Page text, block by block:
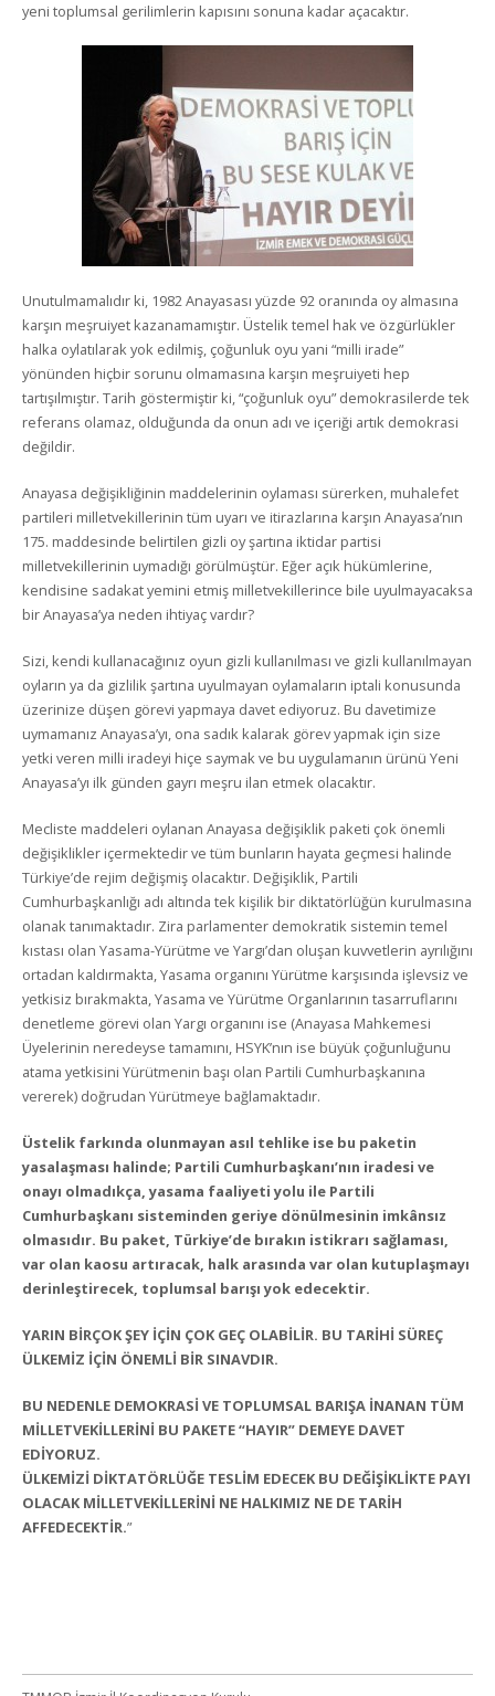
yeni toplumsal gerilimlerin kapısını sonuna kadar açacaktır.
Unutulmamalıdır ki, 1982 Anayasası yüzde 92 oranında oy almasına
karşın meşruiyet kazanamamıştır. Üstelik temel hak ve özgürlükler
halka oylatılarak yok edilmiş, çoğunluk oyu yani “milli irade”
yönünden hiçbir sorunu olmamasına karşın meşruiyeti hep
tartışılmıştır. Tarih göstermiştir ki, “çoğunluk oyu” demokrasilerde tek
referans olamaz, olduğunda da onun adı ve içeriği artık demokrasi
değildir.
Anayasa değişikliğinin maddelerinin oylaması sürerken, muhalefet
partileri milletvekillerinin tüm uyarı ve itirazlarına karşın Anayasa’nın
175. maddesinde belirtilen gizli oy şartına iktidar partisi
milletvekillerinin uymadığı görülmüştür. Eğer açık hükümlerine,
kendisine sadakat yemini etmiş milletvekillerince bile uyulmayacaksa
bir Anayasa’ya neden ihtiyaç vardır?
Sizi, kendi kullanacağınız oyun gizli kullanılması ve gizli kullanılmayan
oyların ya da gizlilik şartına uyulmayan oylamaların iptali konusunda
üzerinize düşen görevi yapmaya davet ediyoruz. Bu davetimize
uymamanız Anayasa’yı, ona sadık kalarak görev yapmak için size
yetki veren milli iradeyi hiçe saymak ve bu uygulamanın ürünü Yeni
Anayasa’yı ilk günden gayrı meşru ilan etmek olacaktır.
Mecliste maddeleri oylanan Anayasa değişiklik paketi çok önemli
değişiklikler içermektedir ve tüm bunların hayata geçmesi halinde
Türkiye’de rejim değişmiş olacaktır. Değişiklik, Partili
Cumhurbaşkanlığı adı altında tek kişilik bir diktatörlüğün kurulmasına
olanak tanımaktadır. Zira parlamenter demokratik sistemin temel
kıstası olan Yasama-Yürütme ve Yargı’dan oluşan kuvvetlerin ayrılığını
ortadan kaldırmakta, Yasama organını Yürütme karşısında işlevsiz ve
yetkisiz bırakmakta, Yasama ve Yürütme Organlarının tasarruflarını
denetleme görevi olan Yargı organını ise (Anayasa Mahkemesi
Üyelerinin neredeyse tamamını, HSYK’nın ise büyük çoğunluğunu
atama yetkisini Yürütmenin başı olan Partili Cumhurbaşkanına
vererek) doğrudan Yürütmeye bağlamaktadır.
Üstelik farkında olunmayan asıl tehlike ise bu paketin
yasalaşması halinde; Partili Cumhurbaşkanı’nın iradesi ve
onayı olmadıkça, yasama faaliyeti yolu ile Partili
Cumhurbaşkanı sisteminden geriye dönülmesinin imkânsız
olmasıdır. Bu paket, Türkiye’de bırakın istikrarı sağlaması,
var olan kaosu artıracak, halk arasında var olan kutuplaşmayı
derinleştirecek, toplumsal barışı yok edecektir.
YARIN BİRÇOK ŞEY İÇİN ÇOK GEÇ OLABİLİR. BU TARİHİ SÜREÇ
ÜLKEMİZ İÇİN ÖNEMLİ BİR SINAVDIR.
BU NEDENLE DEMOKRASİ VE TOPLUMSAL BARIŞA İNANAN TÜM
MİLLETVEKİLLERİNİ BU PAKETE “HAYIR” DEMEYE DAVET
EDİYORUZ.
ÜLKEMİZİ DİKTATÖRLÜĞE TESLİM EDECEK BU DEĞİŞİKLİKTE PAYI
OLACAK MİLLETVEKİLLERİNİ NE HALKIMIZ NE DE TARİH
AFFEDECEKTİR.”